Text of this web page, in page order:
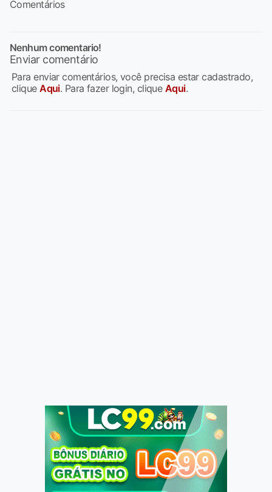
Comentários
Nenhum comentario!
Enviar comentário
Para enviar comentários, você precisa estar cadastrado,
cliqueAqui. Para fazer login, clique Aqui.